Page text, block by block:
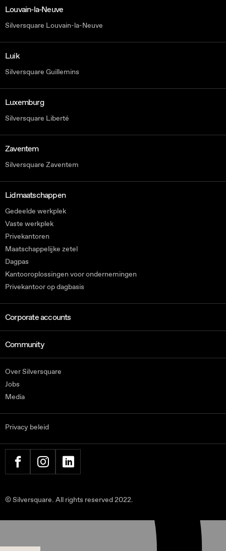
Louvain-la-Neuve
Silversquare Louvain-la-Neuve
Luik
Silversquare Guillemins
Luxemburg
Silversquare Liberté
Zaventem
Silversquare Zaventem
Lidmaatschappen
Gedeelde werkplek
Vaste werkplek
Privekantoren
Maatschappelijke zetel
Dagpas
Kantooroplossingen voor ondernemingen
Privekantoor op dagbasis
Corporate accounts
Community
Over Silversquare
Jobs
Media
Privacy beleid
© Silversquare. All rights reserved 2022.
FACEBOOKINSTAGRAMLINKEDIN